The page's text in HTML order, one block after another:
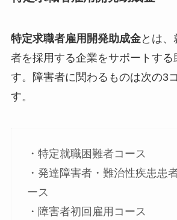
特定求職者雇用開発助成金とは、
者を採用する企業をサポートする
す。障害者に関わるものは次の3
す。
・特定就職困難者コース
・発達障害者・難治性疾患患
ース
・障害者初回雇用コース